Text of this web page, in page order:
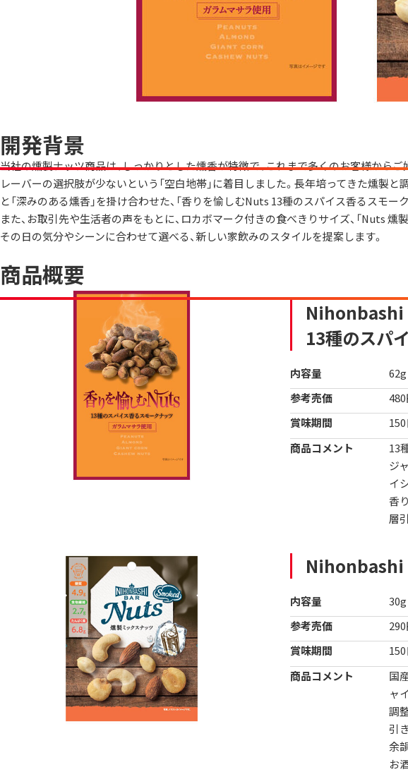
開発背景
当社の燻製ナッツ商品は、しっかりとした燻香が特徴で、これまで多くのお客様から
レーバーの選択肢が少ないという「空白地帯」に着目しました。長年培ってきた燻製と
と「深みのある燻香」を掛け合わせた、「香りを愉しむNuts 13種のスパイス香るスモー
また、お取引先や生活者の声をもとに、ロカボマーク付きの食べきりサイズ、「Nuts 燻
その日の気分やシーンに合わせて選べる、新しい家飲みのスタイルを提案します。
商品概要
Nihonbashi
13種のスパ
内容量
62g
参考売価
480
賞味期間
商品コメント
13
ジ
イ
香
層
Nihonbashi
内容量
30g
参考売価
290
賞味期間
商品コメント
国
ャ
調
引
余
お